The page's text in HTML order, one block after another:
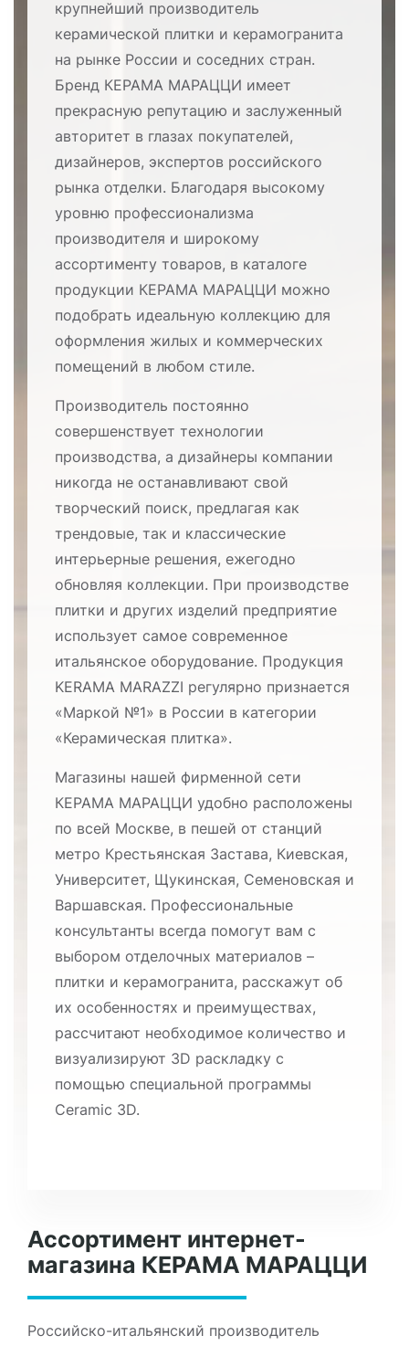
крупнейший производитель
керамической плитки и керамогранита
на рынке России и соседних стран.
Бренд КЕРАМА МАРАЦЦИ имеет
прекрасную репутацию и заслуженный
авторитет в глазах покупателей,
дизайнеров, экспертов российского
рынка отделки. Благодаря высокому
уровню профессионализма
производителя и широкому
ассортименту товаров, в каталоге
продукции КЕРАМА МАРАЦЦИ можно
подобрать идеальную коллекцию для
оформления жилых и коммерческих
помещений в любом стиле.
Производитель постоянно
совершенствует технологии
производства, а дизайнеры компании
никогда не останавливают свой
творческий поиск, предлагая как
трендовые, так и классические
интерьерные решения, ежегодно
обновляя коллекции. При производстве
плитки и других изделий предприятие
использует самое современное
итальянское оборудование. Продукция
KERAMA MARAZZI регулярно признается
«Маркой №1» в России в категории
«Керамическая плитка».
Магазины нашей фирменной сети
КЕРАМА МАРАЦЦИ удобно расположены
по всей Москве, в пешей от станций
метро Крестьянская Застава, Киевская,
Университет, Щукинская, Семеновская и
Варшавская. Профессиональные
консультанты всегда помогут вам с
выбором отделочных материалов –
плитки и керамогранита, расскажут об
их особенностях и преимуществах,
рассчитают необходимое количество и
визуализируют 3D раскладку с
помощью специальной программы
Ceramic 3D.
Ассортимент интернет-
магазина КЕРАМА МАРАЦЦИ
Российско-итальянский производитель